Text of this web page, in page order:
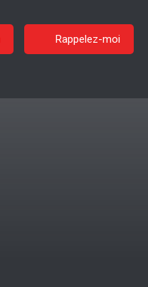
Rappelez-moi